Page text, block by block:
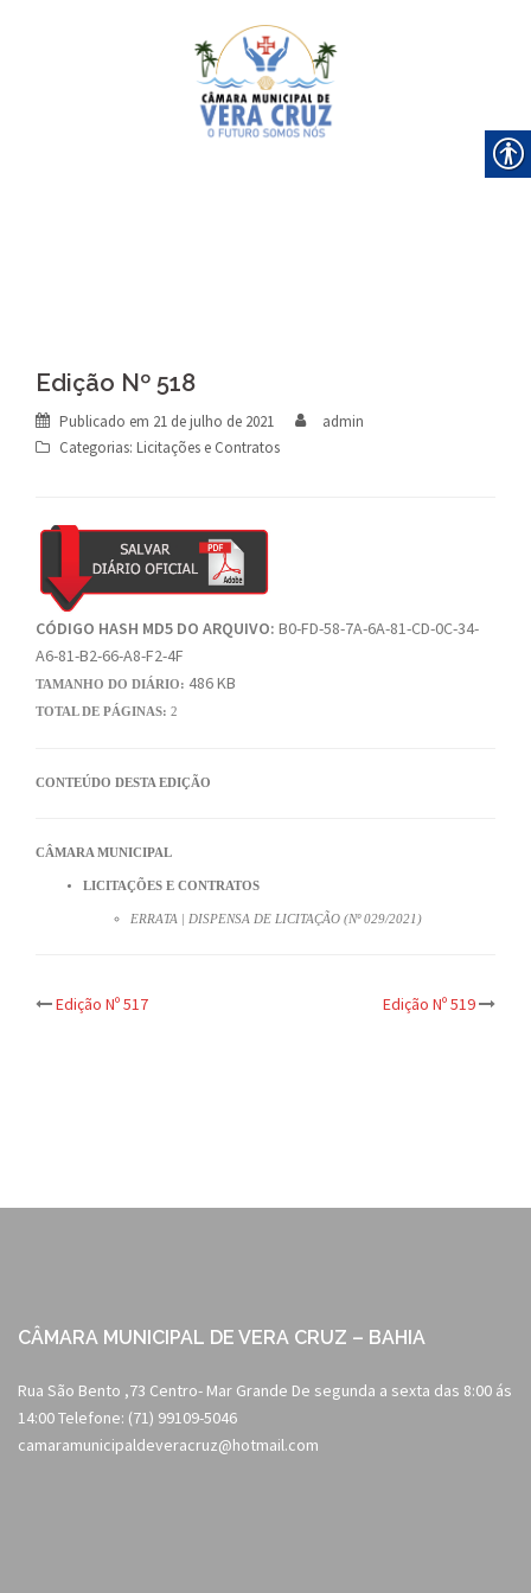
Edição Nº 518
Publicado em 21 de julho de 2021
admin
Categorias: Licitações e Contratos
CÓDIGO HASH MD5 DO ARQUIVO: B0-FD-58-7A-6A-81-CD-0C-34-
A6-81-B2-66-A8-F2-4F
TAMANHO DO DIÁRIO: 486 KB
TOTAL DE PÁGINAS: 2
CONTEÚDO DESTA EDIÇÃO
CÂMARA MUNICIPAL
LICITAÇÕES E CONTRATOS
ERRATA | DISPENSA DE LICITAÇÃO (Nº 029/2021)
Post
Edição Nº 517 Edição Nº 519
CÂMARA MUNICIPAL DE VERA CRUZ – BAHIA
Rua São Bento ,73 Centro- Mar Grande De segunda a sexta das 8:00 ás
14:00 Telefone: (71) 99109-5046
camaramunicipaldeveracruz@hotmail.com